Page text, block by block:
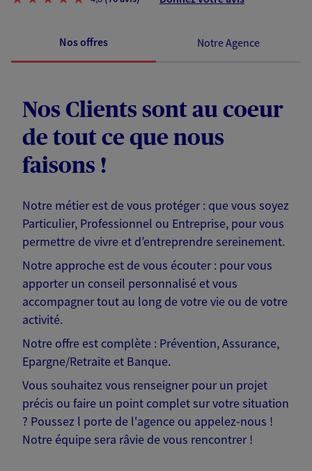
Nos offres Notre Agence
Nos Clients sont au coeur
de tout ce que nous
faisons !
Notre métier est de vous protéger : que vous soyez
Particulier, Professionnel ou Entreprise, pour vous
permettre de vivre et d’entreprendre sereinement.
Notre approche est de vous écouter : pour vous
apporter un conseil personnalisé et vous
accompagner tout au long de votre vie ou de votre
activité.
Notre offre est complète : Prévention, Assurance,
Epargne/Retraite et Banque.
Vous souhaitez vous renseigner pour un projet
précis ou faire un point complet sur votre situation
? Poussez l porte de l'agence ou appelez-nous !
Notre équipe sera râvie de vous rencontrer !